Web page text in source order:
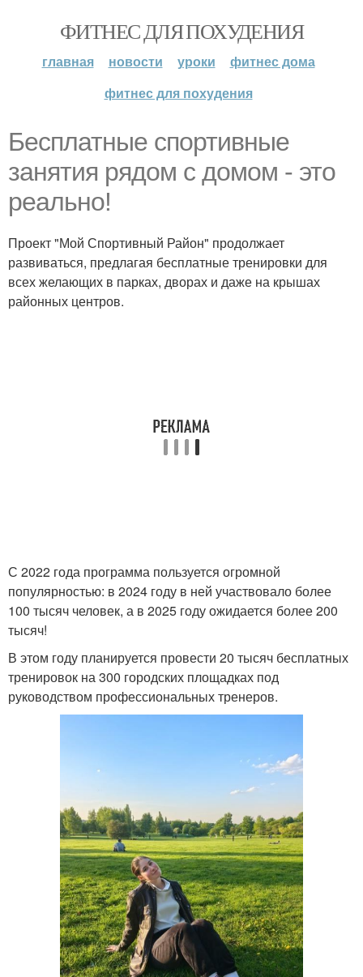
ФИТНЕС ДЛЯ ПОХУДЕНИЯ
главная новости уроки
фитнес дома
фитнес для похудения
Бесплатные спортивные
занятия рядом с домом - это
реально!
Проект "Мой Спортивный Район" продолжает
развиваться, предлагая бесплатные тренировки для
всех желающих в парках, дворах и даже на крышах
районных центров.
С 2022 года программа пользуется огромной
популярностью: в 2024 году в ней участвовало более
100 тысяч человек, а в 2025 году ожидается более 200
тысяч!
В этом году планируется провести 20 тысяч бесплатных
тренировок на 300 городских площадках под
руководством профессиональных тренеров.